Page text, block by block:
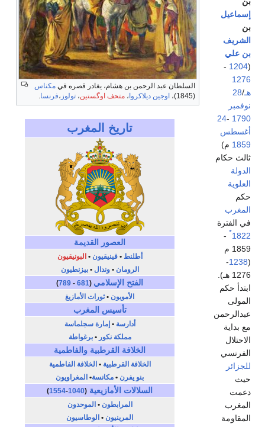
السلطان عبد الرحمن بن هشام، يغادر قصره في مكناس
(1845)،
اوجين ديلاكروا ، متحف اوگستين، تولوز ،فرنسا.
تاريخ المغرب
العصور القديمة
أطلنط •فينيقيون •البونيقيون
الرومان •وندال •بيزنطيون
الفتح الإسلامي (
681
-
789
)
الأمويون •ثورات الأمازيغ
تأسيس المغرب
أدارسة •إمارة سجلماسة
مملكة نكور •برغواطة
الخلافة القرطبية والفاطمية
الخلافة القرطبية •الخلافة الفاطمية
بنو يفرن • مكانسة• المغراويون
السلالات الأمازيعية (
1040
-
1554
)
المرابطون •الموحدون
المرينيون • الوطاسيون
إسماعيل
بن
الشريف
بن علي
(
1204
-
1276
هـ/
28
نوفمبر
1790
-
24
أغسطس
1859 م)
ثالث حكام
الدولة
العلوية
حكم
المغرب
في الفترة
1822
*
-
1859 م
(
1238
-
1276 هـ).
ابتدأ حكم
المولى
عبدالرحمن
مع بداية
الاحتلال
الفرنسي
للجزائر
حيث
دعمت
المغرب
المقاومة